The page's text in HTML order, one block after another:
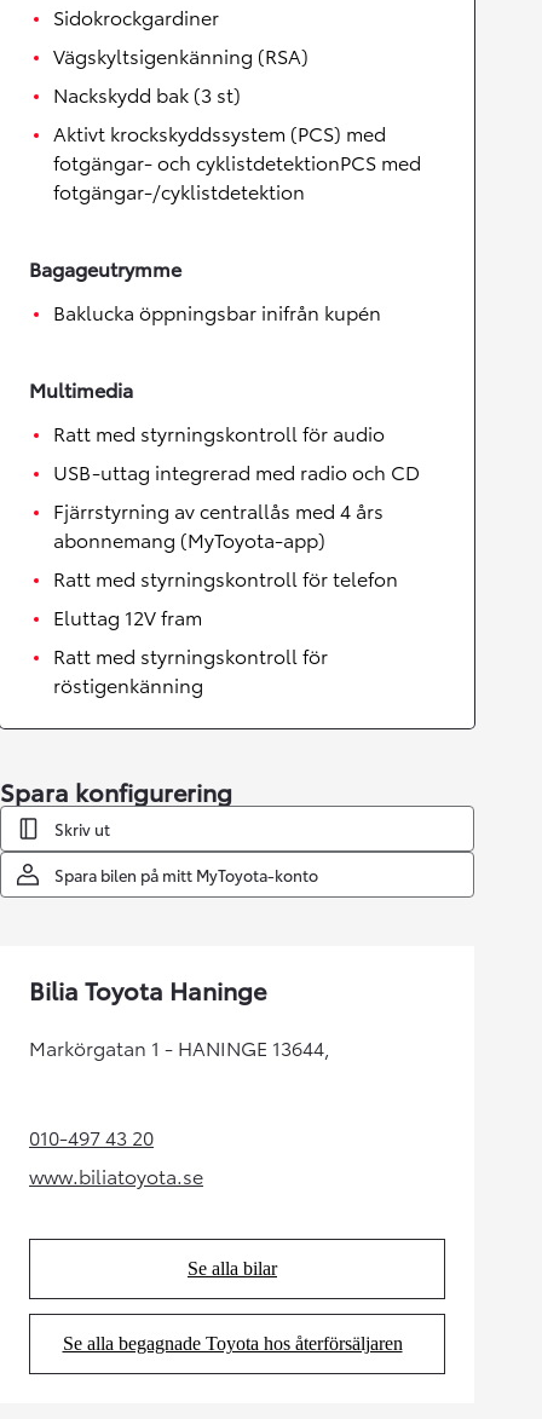
Sidokrockgardiner
Vägskyltsigenkänning (RSA)
Nackskydd bak (3 st)
Aktivt krockskyddssystem (PCS) med
fotgängar- och cyklistdetektionPCS med
fotgängar-/cyklistdetektion
Bagageutrymme
Baklucka öppningsbar inifrån kupén
Multimedia
Ratt med styrningskontroll för audio
USB-uttag integrerad med radio och CD
Fjärrstyrning av centrallås med 4 års
abonnemang (MyToyota-app)
Ratt med styrningskontroll för telefon
Eluttag 12V fram
Ratt med styrningskontroll för
röstigenkänning
Spara konfigurering
Skriv ut
Spara bilen på mitt MyToyota-konto
Bilia Toyota Haninge
Markörgatan 1 - HANINGE 13644,
010-497 43 20(Opens in new tab)
www.biliatoyota.se
(Opens in new tab)
Se alla bilar
(Opens in new tab)
Se alla begagnade Toyota hos återförsäljaren
(Opens in new tab)